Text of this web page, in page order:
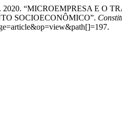
2020. “MICROEMPRESA E
SOCIOECONÔMICO”.